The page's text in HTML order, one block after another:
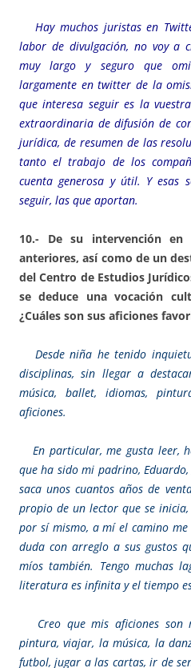
Hay muchos juristas en
labor de divulgación, no voy a
muy largo y seguro que
largamente en twitter de la
que interesa seguir es la
extraordinaria de difusión de
jurídica, de resumen de las
tanto el trabajo de los
cuenta generosa y útil. Y esas
seguir, las que aportan.
10.- De su intervención
anteriores, así como de un
del Centro de Estudios
se deduce una vocación
¿Cuáles son sus aficiones
Desde niña he tenido
disciplinas, sin llegar a
música, ballet, idiomas,
aficiones.
En particular, me gusta leer,
que ha sido mi padrino,
saca unos cuantos años de
propio de un lector que se
por sí mismo, a mí el camino
duda con arreglo a sus gustos
míos también. Tengo muchas
literatura es infinita y el tiempo
Creo que mis aficiones son
pintura, viajar, la música, la
futbol, jugar a las cartas, ir de